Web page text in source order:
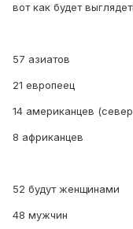
вот как будет
57 азиатов
21 европеец
14 американцев
8 африканцев
52 будут женщинами
48 мужчин